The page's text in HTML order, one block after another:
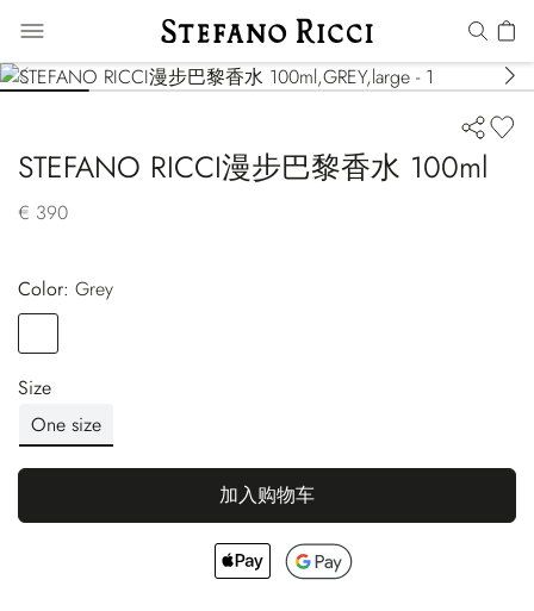
STEFANO RICCI漫步巴黎香水 100ml
€ 390
Color:
grey
Size
One size
加入购物车